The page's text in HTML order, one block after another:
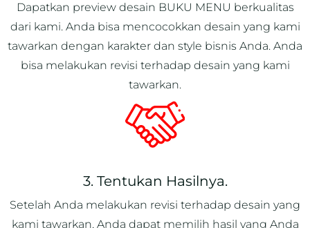
Dapatkan preview desain BUKU MENU berkualitas
dari kami. Anda bisa mencocokkan desain yang kami
tawarkan dengan karakter dan style bisnis Anda. Anda
bisa melakukan revisi terhadap desain yang kami
tawarkan.
3. Tentukan Hasilnya.
Setelah Anda melakukan revisi terhadap desain yang
kami tawarkan, Anda dapat memilih hasil yang Anda